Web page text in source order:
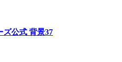
ズ公式 背景37